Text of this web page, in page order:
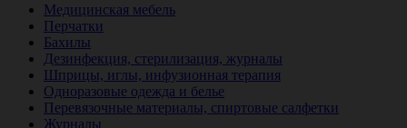
Медицинская мебель
Перчатки
Бахилы
Дезинфекция, стерилизация, журналы
Шприцы, иглы, инфузионная терапия
Одноразовые одежда и белье
Перевязочные материалы, спиртовые салфетки
Журналы